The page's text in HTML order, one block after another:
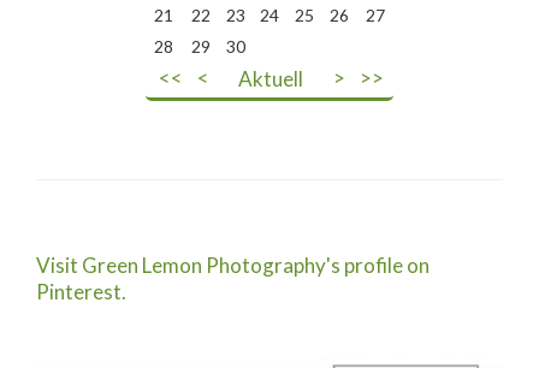
<< < Aktuell > >>
21
22 23 24 25 26
27
28
29 30
Visit Green Lemon Photography's profile on
Pinterest.